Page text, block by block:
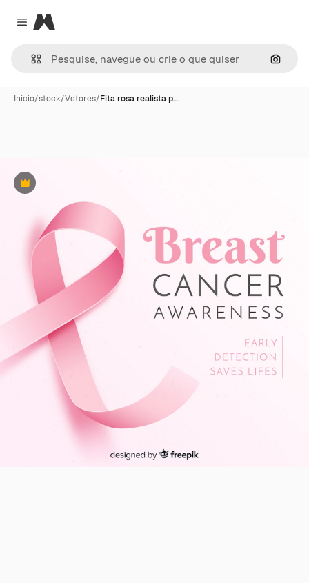
Close menu
Magnific
Início/stock/Vetores/Fita rosa realista p…
Premium